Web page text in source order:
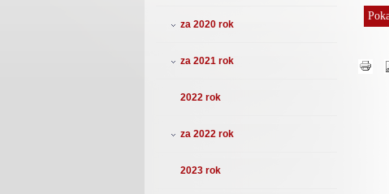
za 2020 rok
za 2021 rok
2022 rok
za 2022 rok
2023 rok